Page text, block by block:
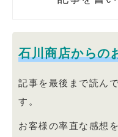
石川商店からの
記事を最後まで読ん
す。
お客様の率直な感想